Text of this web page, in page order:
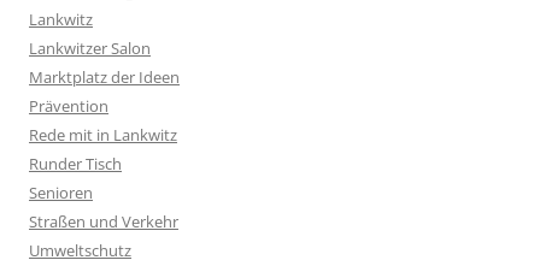
Lankwitz
Lankwitzer Salon
Marktplatz der Ideen
Prävention
Rede mit in Lankwitz
Runder Tisch
Senioren
Straßen und Verkehr
Umweltschutz